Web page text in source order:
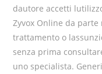
dautore accetti
Zyvox Online da
trattamento o
senza prima
uno specialista.